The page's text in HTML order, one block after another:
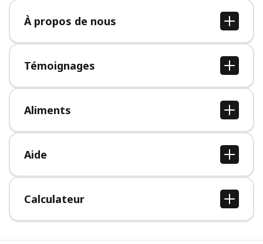
À propos de nous
À propos de nous
Postes
Presse
Témoignages
Tous les témoignages
Aliments
Tous les aliments
Aide
Centre d'aide
Calculateur
Calcul IMC
Calcul poids idéal